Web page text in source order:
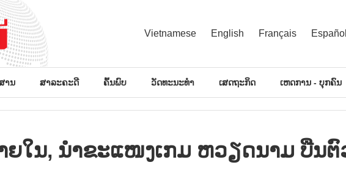
Vietnamese English Français
ານ ສາລະຄະດີ ຄົ້ນພົບ ວັດທະນະທຳ ເສດຖະກິດ ເຫດການ - ບຸກຄົນ
ຍ​ໃນ, ນຳ​ຂະ​ແໜງ​ເກມ ຫວຽດ​ນາມ ບືນ​ຕົ